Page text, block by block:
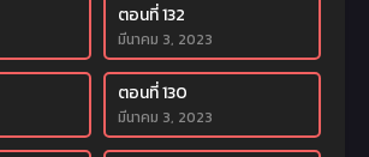
ตอนที่ 132
มีนาคม 3, 2023
ตอนที่ 130
มีนาคม 3, 2023